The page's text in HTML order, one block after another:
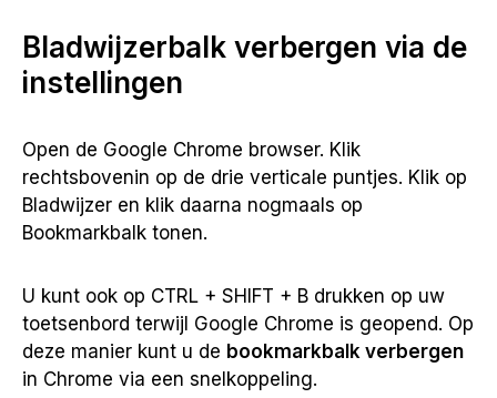
Bladwijzerbalk verbergen via de
instellingen
Open de Google Chrome browser. Klik
rechtsbovenin op de drie verticale puntjes. Klik op
Bladwijzer en klik daarna nogmaals op
Bookmarkbalk tonen.
U kunt ook op CTRL + SHIFT + B drukken op uw
toetsenbord terwijl Google Chrome is geopend. Op
deze manier kunt u de bookmarkbalk verbergen
in Chrome via een snelkoppeling.